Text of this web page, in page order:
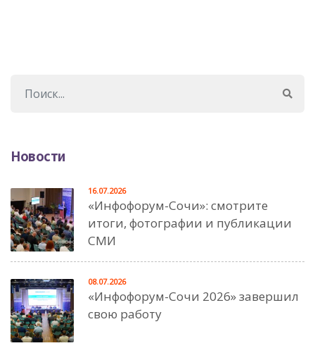
Новости
«Инфофорум-Сочи»: смотрите
итоги, фотографии и публикации
СМИ
16.07.2026
«Инфофорум-Сочи 2026» завершил
свою работу
08.07.2026